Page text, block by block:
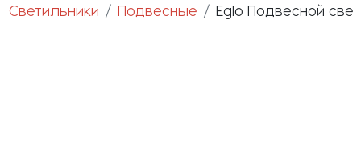
Светильники Подвесные Eglo Подвесной